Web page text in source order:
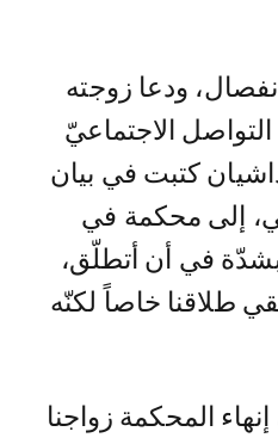
ودعا زوجته
الاجتماعيّ
كتبت في بيان
إلى محكمة في
في أن أتطلّق،
طلاقنا خاصاً لكنّه
إنهاء المحكمة زواجنا